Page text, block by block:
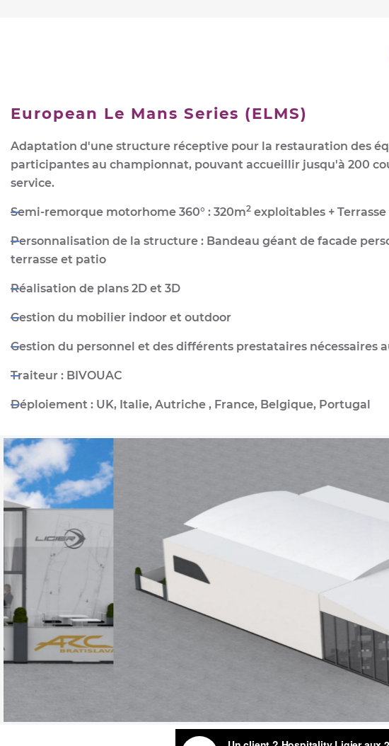
European Le Mans Series (ELMS)
Adaptation d'une structure réceptive pour la restauration des
participantes au championnat, pouvant accueillir jusqu'à 200
service.
Semi-remorque motorhome 360° : 320m2 exploitables + Terrasse
Personnalisation de la structure : Bandeau géant de facade
terrasse et patio
Réalisation de plans 2D et 3D
Gestion du mobilier indoor et outdoor
Gestion du personnel et des différents prestataires nécessaires
Traiteur : BIVOUAC
Déploiement : UK, Italie, Autriche , France, Belgique, Portugal